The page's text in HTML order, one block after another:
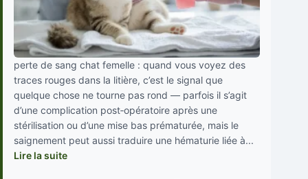
perte de sang chat femelle : quand vous voyez des
traces rouges dans la litière, c’est le signal que
quelque chose ne tourne pas rond — parfois il s’agit
d’une complication post‑opératoire après une
stérilisation ou d’une mise bas prématurée, mais le
saignement peut aussi traduire une hématurie liée à...
Lire la suite